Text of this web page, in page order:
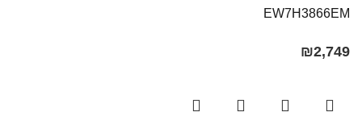
EW7H3866EM
₪2,749